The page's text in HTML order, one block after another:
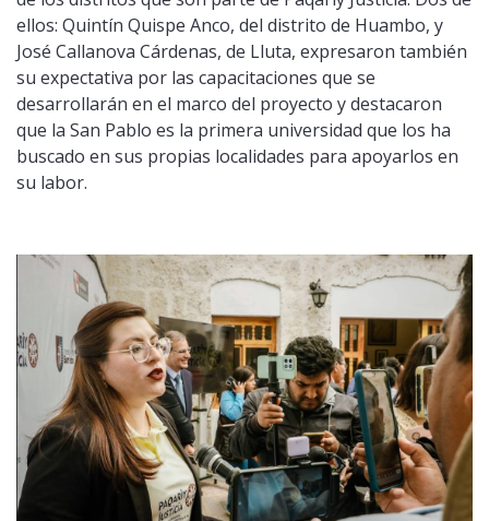
ellos: Quintín Quispe Anco, del distrito de Huambo, y
José Callanova Cárdenas, de Lluta, expresaron también
su expectativa por las capacitaciones que se
desarrollarán en el marco del proyecto y destacaron
que la San Pablo es la primera universidad que los ha
buscado en sus propias localidades para apoyarlos en
su labor.